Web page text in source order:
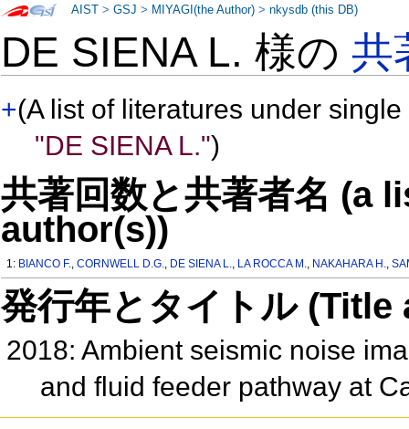
DE SIENA L. 様の共
+(A list of literatures under
"DE SIENA L.")
共著回数と共著者名 (a
author(s))
1: BIANCO F.,CORNWELL D.G., DE SIENA L., LA ROCCA M., NAKAHARA H.,
発行年とタイトル
2018: Ambient seismic noise
and fluid feeder pathway at
AIST >GSJ > MIYAGI(the Author) >nkysdb (this DB)